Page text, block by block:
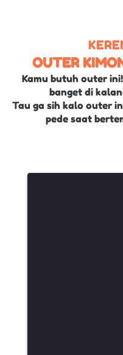
OUTER
Kamu butuh outer
banget di
Tau ga sih kalo outer
pede saat